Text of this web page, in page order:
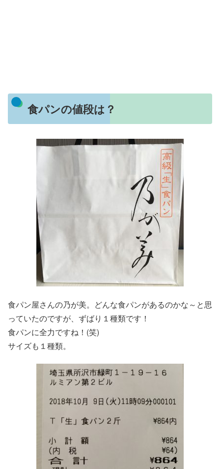
食パンの値段は？
食パン屋さんの乃が美。どんな食パンがあるのかな～と思
っていたのですが、ずばり１種類です！
食パンに全力ですね！(笑)
サイズも１種類。